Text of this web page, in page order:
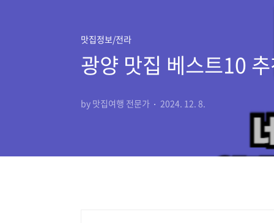
맛집정보/전라
광양 맛집 베스트10
by 맛집여행 전문가 2024. 12. 8.